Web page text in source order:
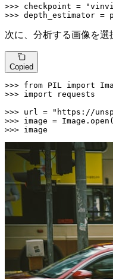
>>> checkpoint =
>>> depth_estimator =
次に、分析する画像を選
Copied
>>> from PIL import
>>> import requests
>>> url =
"https://
>>> image = Image. open
>>> image